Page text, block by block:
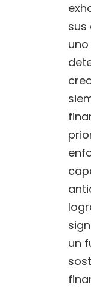
sus
un